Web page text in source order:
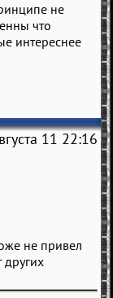
не
что
интереснее
11 22:16
не привел
других